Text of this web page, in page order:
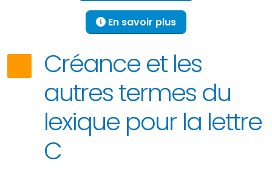
En savoir plus
Créance et les
autres termes du
lexique pour la lettre
C